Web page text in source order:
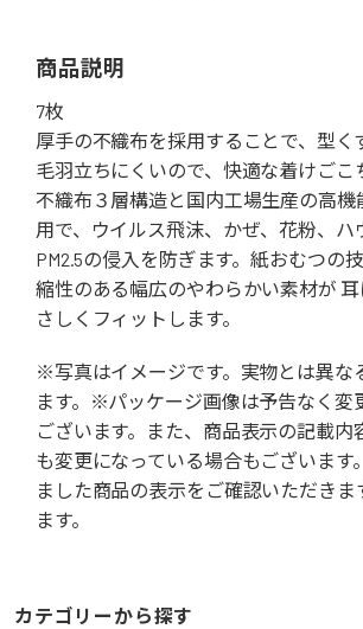
商品説明
7枚
厚手の不織布を採用することで、型く
毛羽立ちにくいので、快適な着けごこ
不織布３層構造と国内工場生産の高機
用で、ウイルス飛沫、かぜ、花粉、ハ
PM2.5の侵入を防ぎます。紙おむつの
縮性のある幅広のやわらかい素材が
さしくフィットします。
※写真はイメージです。実物とは異な
ます。※パッケージ画像は予告なく変
ございます。また、商品表示の記載内
も変更になっている場合もございます
ました商品の表示をご確認いただきま
ます。
カテゴリーから探す